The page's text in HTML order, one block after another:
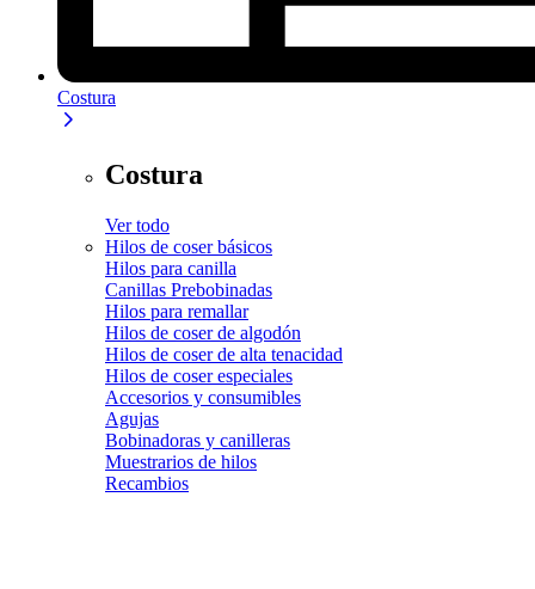
Costura
Costura
Ver todo
Hilos de coser básicos
Hilos para canilla
Canillas Prebobinadas
Hilos para remallar
Hilos de coser de algodón
Hilos de coser de alta tenacidad
Hilos de coser especiales
Accesorios y consumibles
Agujas
Bobinadoras y canilleras
Muestrarios de hilos
Recambios